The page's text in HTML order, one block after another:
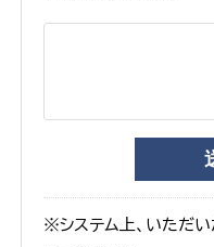
※システム上、いただ